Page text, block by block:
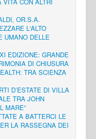
OR.S.A.
L'ALTO
UMANO DELLE
EDIZIONE: GRANDE
DI CHIUSURA
TRA SCIENZA
D’ESTATE DI VILLA
TRA JOHN
MARE”
A BATTERCI LE
LA RASSEGNA DEI